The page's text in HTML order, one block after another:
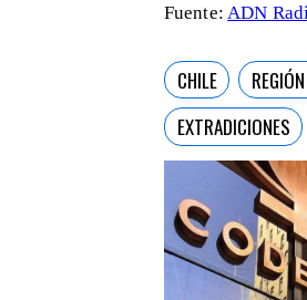
Fuente:ADN
CHILE
EXTRADICIONES